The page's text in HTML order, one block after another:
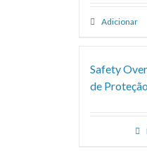
Adicionar
Safety
de